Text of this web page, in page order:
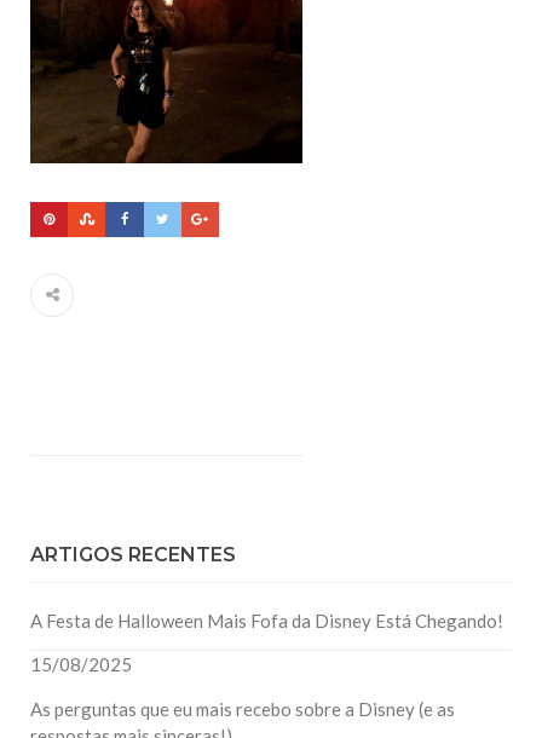
ARTIGOS RECENTES
A Festa de Halloween Mais Fofa da Disney Está Chegando!
15/08/2025
As perguntas que eu mais recebo sobre a Disney (e as